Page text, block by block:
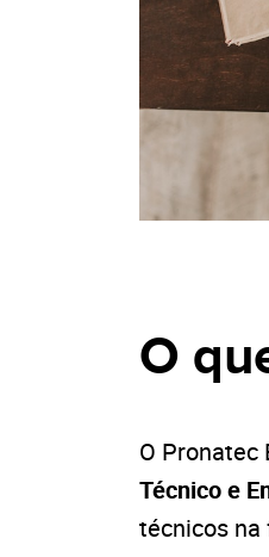
O
O Pronatec
Técnico e
técnicos na